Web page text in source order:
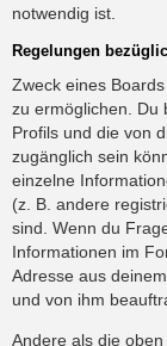
notwendig ist.
Regelungen
Zweck eines
zu ermöglichen. Du
Profils und die von
zugänglich sein
einzelne
(z. B. andere
sind. Wenn du
Informationen im
Adresse aus
und von ihm
Andere als die